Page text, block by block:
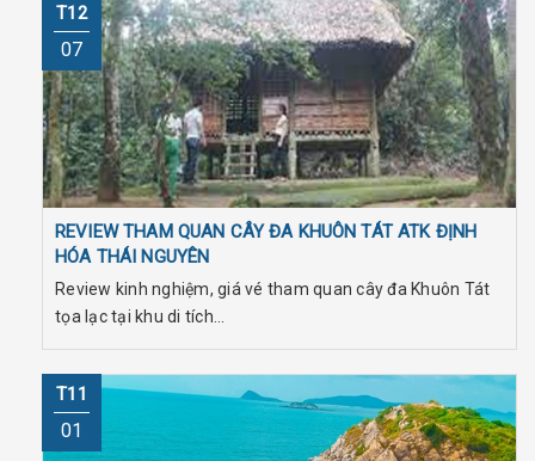
T12
07
REVIEW THAM QUAN CÂY ĐA KHUÔN TÁT ATK ĐỊNH
HÓA THÁI NGUYÊN
Review kinh nghiệm, giá vé tham quan cây đa Khuôn Tát
tọa lạc tại khu di tích...
T11
01